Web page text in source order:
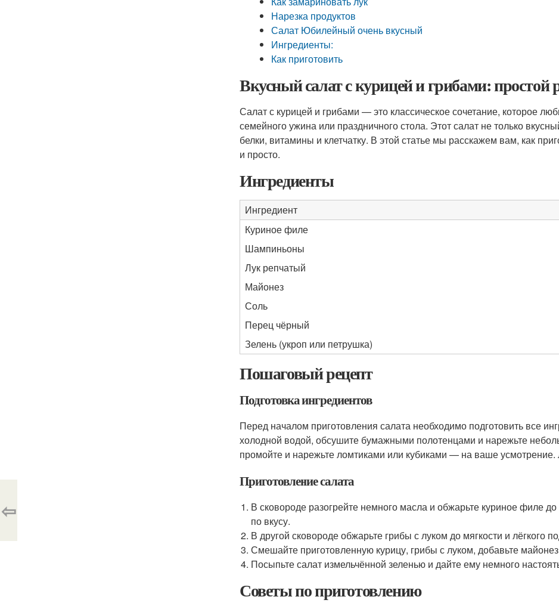
Нарезка продуктов
Салат Юбилейный очень вкусный
Ингредиенты:
Как приготовить
Вкусный салат с курицей и грибами: простой
Салат с курицей и грибами — это классическое сочетание, которое
семейного ужина или праздничного стола. Этот салат не только
белки, витамины и клетчатку. В этой статье мы расскажем вам, как
и просто.
Ингредиенты
Ингредиент
Куриное филе
Шампиньоны
Лук репчатый
Майонез
Соль
Перец чёрный
Зелень (укроп или петрушка)
Пошаговый рецепт
Подготовка ингредиентов
Перед началом приготовления салата необходимо подготовить все
холодной водой, обсушите бумажными полотенцами и нарежьте
промойте и нарежьте ломтиками или кубиками — на ваше усмотрение.
Приготовление салата
В сковороде разогрейте немного масла и обжарьте куриное филе
по вкусу.
В другой сковороде обжарьте грибы с луком до мягкости и лёгкого
Смешайте приготовленную курицу, грибы с луком, добавьте
Посыпьте салат измельчённой зеленью и дайте ему немного
Советы по приготовлению
⇦